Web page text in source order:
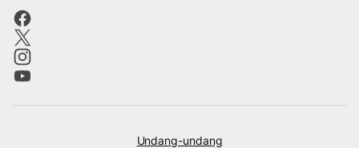
Undang-undang